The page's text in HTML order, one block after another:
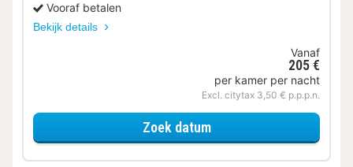
Vooraf betalen
Bekijk details
Vanaf
205 €
per kamer per nacht
Excl. citytax 3,50 € p.p.p.n.
Zoek datumvoor Later Uitchecken